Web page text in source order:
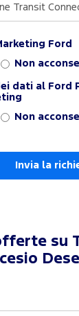
Ford
Non
dati al Ford
Non
su